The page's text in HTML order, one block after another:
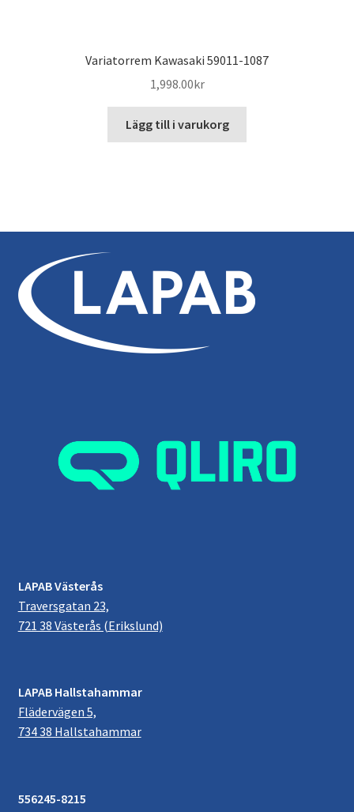
Variatorrem Kawasaki 59011-1087
1,998.00kr
Lägg till i varukorg
LAPAB Västerås
Traversgatan 23,
721 38 Västerås (Erikslund)
LAPAB Hallstahammar
Flädervägen 5,
734 38 Hallstahammar
556245-8215